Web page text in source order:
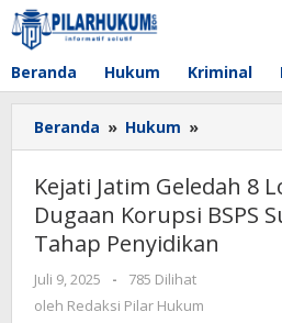
Lewati
ke
konten
Beranda Hukum Kriminal
Beranda » Hukum »
Jatim
Geledah
8
Lokasi,
Kasus
BSPS
Kejati Jatim Geledah 8
Dugaan Korupsi BSPS
Tahap Penyidikan
Juli 9, 2025
oleh
Redaksi
-
785 Dilihat
oleh Redaksi Pilar Hukum